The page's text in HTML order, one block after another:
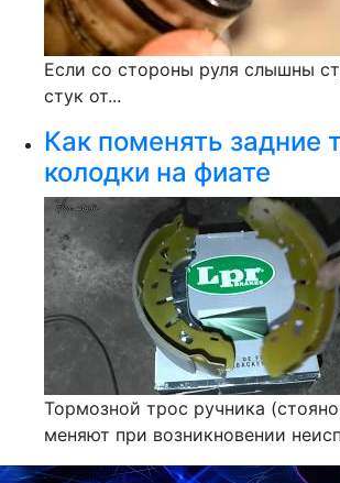
Если со стороны руля слышны
стук от...
Как поменять задние
колодки на фиате
Тормозной трос ручника
меняют при возникновении